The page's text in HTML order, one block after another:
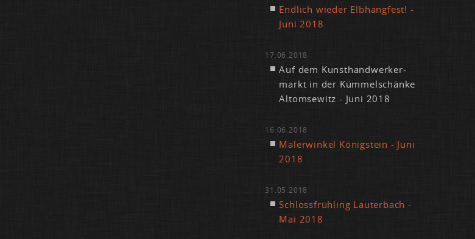
End­lich wie­der Elb­hang­fest! -
Ju­ni 2018
17.06.2018
Auf dem Kunst­hand­wer­ker­
markt in der Küm­mel­schän­ke
Al­tom­se­witz - Ju­ni 2018
16.06.2018
Ma­ler­win­kel Kö­nig­stein - Ju­ni
2018
31.05.2018
Schloss­früh­ling Lau­ter­bach -
Mai 2018